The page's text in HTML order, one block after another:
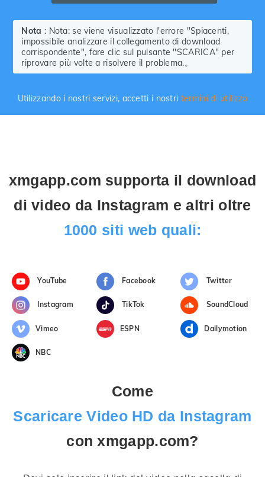
Nota : Nota: se viene visualizzato l'errore "Spiacenti,
impossibile analizzare il collegamento di download
corrispondente", fare clic sul pulsante "SCARICA" per
riprovare più volte a risolvere il problema.。
Utilizzando i nostri servizi, accetti i nostri termini di utilizzo
xmgapp.com supporta il download
di video da Instagram e altri oltre
1000 siti web quali:
YouTube Facebook Twitter
Instagram TikTok SoundCloud
Vimeo ESPN Dailymotion
NBC
Come
Scaricare Video HD da Instagram
con xmgapp.com?